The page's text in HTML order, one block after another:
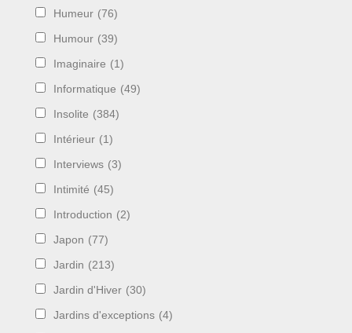
Humeur (76)
Humour (39)
Imaginaire (1)
Informatique (49)
Insolite (384)
Intérieur (1)
Interviews (3)
Intimité (45)
Introduction (2)
Japon (77)
Jardin (213)
Jardin d'Hiver (30)
Jardins d'exceptions (4)